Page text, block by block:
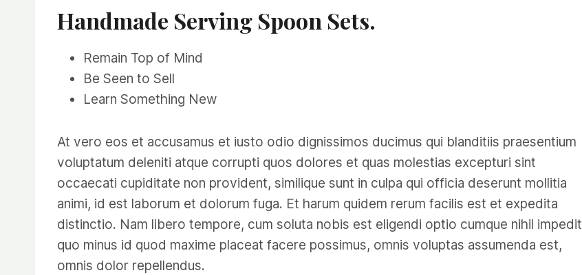
Handmade Serving Spoon Sets.
Remain Top of Mind
Be Seen to Sell
Learn Something New
At vero eos et accusamus et iusto odio dignissimos ducimus qui blanditiis praesentium
voluptatum deleniti atque corrupti quos dolores et quas molestias excepturi sint
occaecati cupiditate non provident, similique sunt in culpa qui officia deserunt mollitia
animi, id est laborum et dolorum fuga. Et harum quidem rerum facilis est et expedita
distinctio. Nam libero tempore, cum soluta nobis est eligendi optio cumque nihil impedit
quo minus id quod maxime placeat facere possimus, omnis voluptas assumenda est,
omnis dolor repellendus.